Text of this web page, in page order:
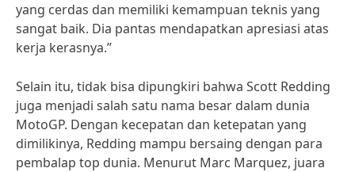
yang cerdas dan memiliki kemampuan teknis yang
sangat baik. Dia pantas mendapatkan apresiasi atas
kerja kerasnya.”
Selain itu, tidak bisa dipungkiri bahwa Scott Redding
juga menjadi salah satu nama besar dalam dunia
MotoGP. Dengan kecepatan dan ketepatan yang
dimilikinya, Redding mampu bersaing dengan para
pembalap top dunia. Menurut Marc Marquez, juara